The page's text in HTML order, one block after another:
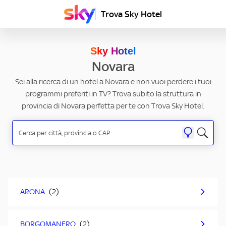
Trova Sky Hotel
Sky Hotel
Novara
Sei alla ricerca di un hotel a Novara e non vuoi perdere i tuoi
programmi preferiti in TV? Trova subito la struttura in
provincia di Novara perfetta per te con Trova Sky Hotel.
ARONA
BORGOMANERO